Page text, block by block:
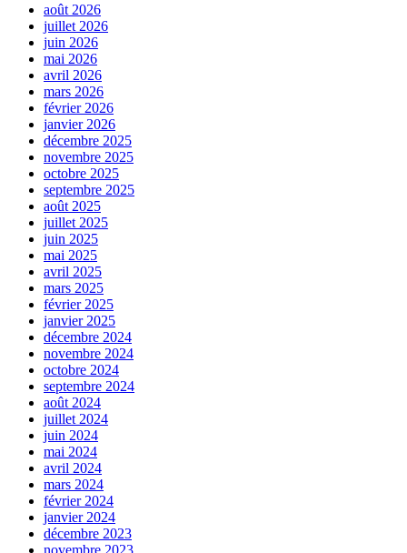
août 2026
juillet 2026
juin 2026
mai 2026
avril 2026
mars 2026
février 2026
janvier 2026
décembre 2025
novembre 2025
octobre 2025
septembre 2025
août 2025
juillet 2025
juin 2025
mai 2025
avril 2025
mars 2025
février 2025
janvier 2025
décembre 2024
novembre 2024
octobre 2024
septembre 2024
août 2024
juillet 2024
juin 2024
mai 2024
avril 2024
mars 2024
février 2024
janvier 2024
décembre 2023
novembre 2023